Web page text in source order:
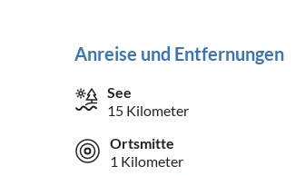
Anreise und Entfernungen
See
15 Kilometer
Ortsmitte
1 Kilometer